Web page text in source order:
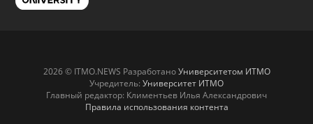
2026 © ITMO.NEWS РазработаноУниверситетом ИТМО
Учредитель: Университет ИТМО
Главный редактор: Климентьев Илья Александрович
Правила использования контента